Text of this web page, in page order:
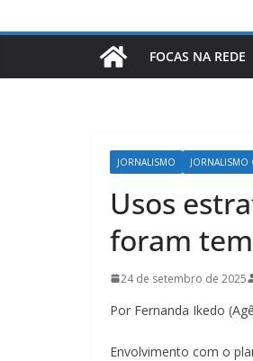
FOCAS NA REDE
JORNALISMO JORNALISMO
Usos
foram
24 de setembro de 2025
Por Fernanda Ikedo
Envolvimento com o